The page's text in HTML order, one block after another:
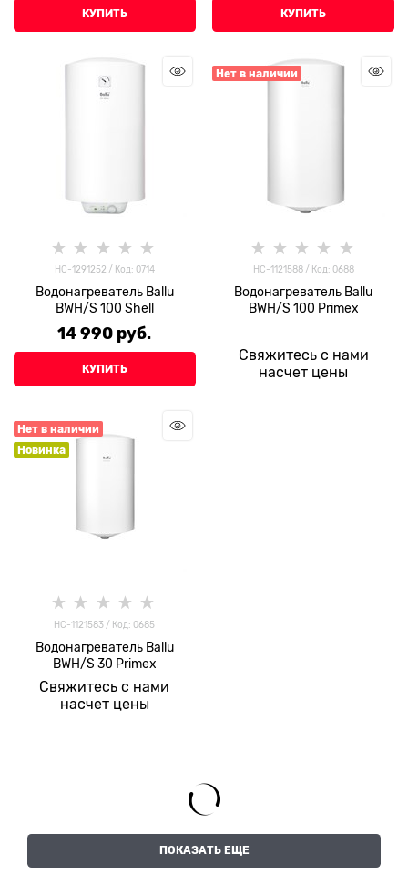
КУПИТЬ КУПИТЬ
НС-1291252 / Код: 0714
Водонагреватель Ballu
BWH/S 100 Shell
14 990 руб.
КУПИТЬ
Нет в наличии
HC-1121588 / Код: 0688
Водонагреватель Ballu
BWH/S 100 Primex
Свяжитесь с нами
насчет цены
Нет в наличии
Новинка
HC-1121583 / Код: 0685
Водонагреватель Ballu
BWH/S 30 Primex
Свяжитесь с нами
насчет цены
ПОКАЗАТЬ ЕЩЕ